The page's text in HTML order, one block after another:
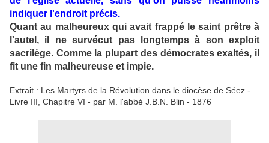
indiquer l'endroit précis.
Quant au malheureux qui avait frappé le saint prêtre à
l'autel, il ne survécut pas longtemps à son exploit
sacrilège. Comme la plupart des démocrates exaltés, il
fit une fin malheureuse et impie.
Extrait : Les Martyrs de la Révolution dans le diocèse de Séez -
Livre III, Chapitre VI - par M. l'abbé J.B.N. Blin - 1876